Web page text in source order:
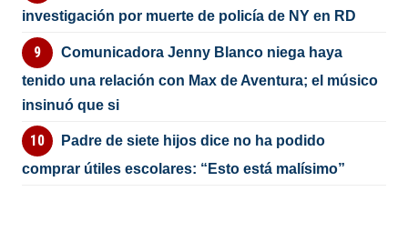
investigación por muerte de policía de NY en RD
Comunicadora Jenny Blanco niega haya
tenido una relación con Max de Aventura; el músico
insinuó que si
Padre de siete hijos dice no ha podido
comprar útiles escolares: “Esto está malísimo”